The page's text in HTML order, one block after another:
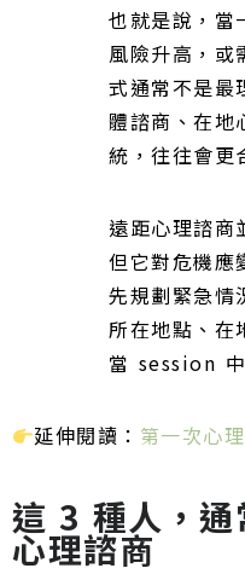
也就是說，當
風險升高，或
式通常不是最
體諮商、在地
統，往往會更
遠距心理諮商
但它對危機應
先規劃緊急情
所在地點、在
當 session 中
延伸閱讀： 第一次心
這 3 種人，通
心理諮商